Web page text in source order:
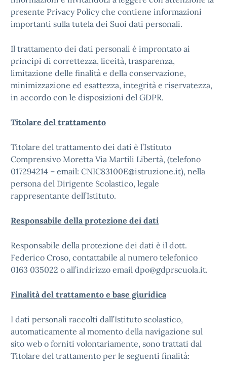
presente Privacy Policy che contiene informazioni
importanti sulla tutela dei Suoi dati personali.
Il trattamento dei dati personali è improntato ai
principi di correttezza, liceità, trasparenza,
limitazione delle finalità e della conservazione,
minimizzazione ed esattezza, integrità e riservatezza,
in accordo con le disposizioni del GDPR.
Titolare del trattamento
Titolare del trattamento dei dati è l’Istituto
Comprensivo Moretta Via Martili Libertà, (telefono
017294214 – email: CNIC83100E@istruzione.it), nella
persona del Dirigente Scolastico, legale
rappresentante dell’Istituto.
Responsabile della protezione dei dati
Responsabile della protezione dei dati è il dott.
Federico Croso, contattabile al numero telefonico
0163 035022 o all’indirizzo email dpo@gdprscuola.it.
Finalità del trattamento e base giuridica
I dati personali raccolti dall’Istituto scolastico,
automaticamente al momento della navigazione sul
sito web o forniti volontariamente, sono trattati dal
Titolare del trattamento per le seguenti finalità: